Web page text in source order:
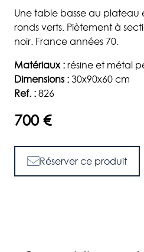
Une table basse au plateau
ronds verts. Piètement à
noir. France années 70.
Matériaux :résine et métal
Dimensions :30x90x60 cm
Ref. :826
700 €
Réserver ce produit